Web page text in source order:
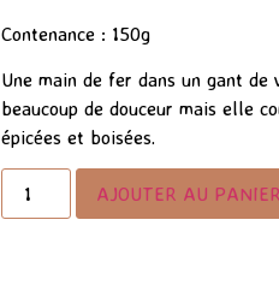
Contenance : 150g
Une main de fer dans un gant de
beaucoup de douceur mais elle
épicées et boisées.
AJOUTER AU PANIER